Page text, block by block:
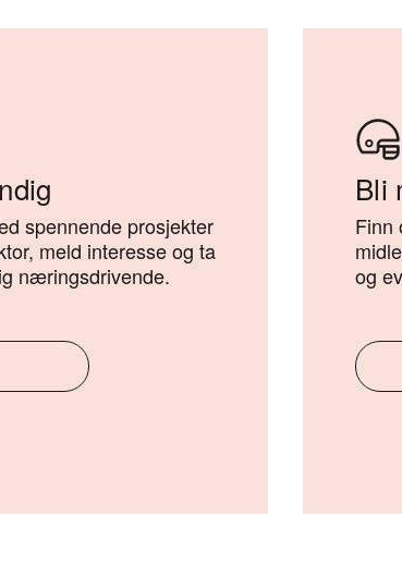
spennende prosjekter
meld interesse og ta
næringsdrivende.
Bli
Finn
og